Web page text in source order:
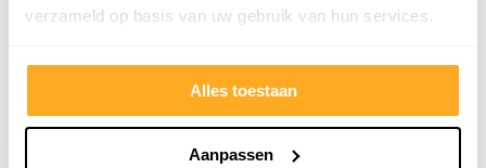
verzameld op basis van uw gebruik van hun services.
Alles toestaan
Aanpassen